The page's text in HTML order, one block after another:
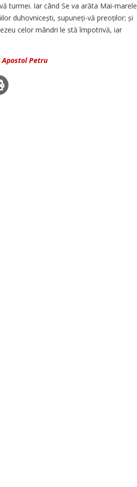
turmei. Iar când Se va arăta Mai-marele
duhovnicești, supuneți-vă preoților; și
celor mândri le stă împotrivă, iar
Apostol Petru